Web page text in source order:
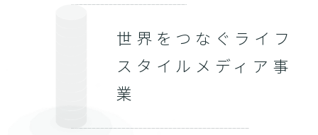
世界をつなぐライフ
スタイルメディア事
業